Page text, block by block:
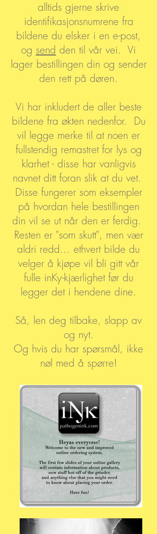
alltids gjerne skrive
identifikasjonsnumrene fra
bildene du elsker i en e-post,
og send den til vår vei. Vi
lager bestillingen din og sender
den rett på døren.
Vi har inkludert de aller beste
bildene fra økten nedenfor. Du
vil legge merke til at noen er
fullstendig remastret for lys og
klarhet - disse har vanligvis
navnet ditt foran slik at du vet.
Disse fungerer som eksempler
på hvordan hele bestillingen
din vil se ut når den er ferdig.
Resten er "som skutt", men vær
aldri redd... ethvert bilde du
velger å kjøpe vil bli gitt vår
fulle inKy-kjærlighet før du
legger det i hendene dine.
Så, len deg tilbake, slapp av
og nyt.
Og hvis du har spørsmål, ikke
nøl med å spørre!